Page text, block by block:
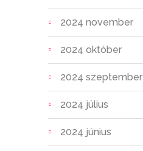
2024 november
2024 október
2024 szeptember
2024 július
2024 június